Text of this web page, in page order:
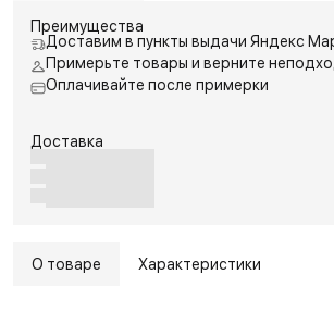
Преимущества
Доставим в пункты выдачи Яндекс
Примерьте товары и верните
Оплачивайте после примерки
Доставка
О товаре Характеристики